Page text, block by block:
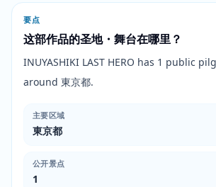
要点
这部作品的圣地・舞台在哪里？
INUYASHIKI LAST HERO has 1 public
around 東京都.
主要区域
東京都
公开景点
1